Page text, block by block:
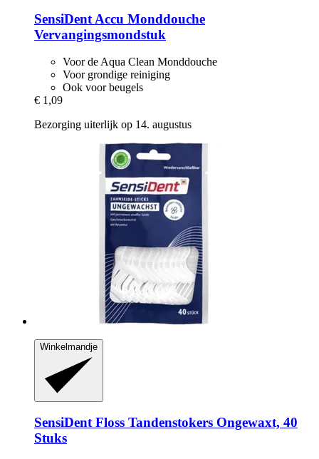
SensiDent Accu Monddouche
Vervangingsmondstuk
Voor de Aqua Clean Monddouche
Voor grondige reiniging
Ook voor beugels
€ 1,09
Bezorging uiterlijk op 14. augustus
Winkelmandje
SensiDentFloss Tandenstokers Ongewaxt, 40
Stuks